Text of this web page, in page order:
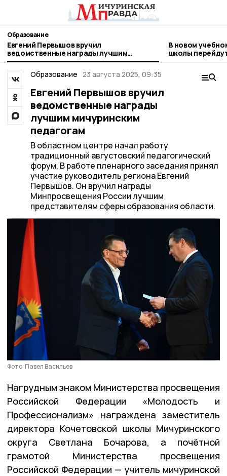
Образование
Евгений Первышов вручил
ведомственные награды лучшим
мичуринским педагогам
В новом
школы
Образование 23 августа 2025, 09:35
Евгений Первышов вручил
ведомственные награды
лучшим мичуринским
педагогам
В областном центре начал работу
традиционный августовский педагогический
форум. В работе пленарного заседания принял
участие руководитель региона Евгений
Первышов. Он вручил награды
Минпросвещения России лучшим
представителям сферы образования области.
Фото: Павел Васильев
Нагрудным знаком Министерства просвещения
Российской Федерации «Молодость и
Профессионализм» награждена заместитель
директора Кочетовской школы Мичуринского
округа Светлана Бочарова, а почётной
грамотой Министерства просвещения
Российской Федерации — учитель мичуринской